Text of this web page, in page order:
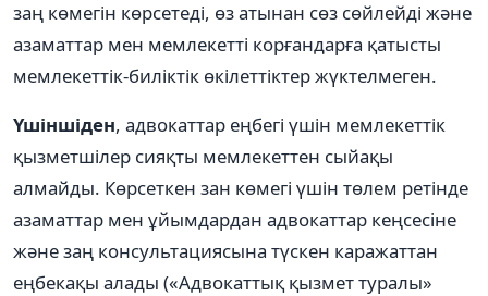
заң көмегін көрсетеді, өз атынан сөз сөйлейді және
азаматтар мен мемлекетті корғандарға қатысты
мемлекеттік-биліктік өкілеттіктер жүктелмеген.
Үшіншіден, адвокаттар еңбегі үшін мемлекеттік
қызметшілер сияқты мемлекеттен сыйақы
алмайды. Көрсеткен зан көмегі үшін төлем ретінде
азаматтар мен ұйымдардан адвокаттар кеңсесіне
және заң консультациясына түскен каражаттан
еңбекақы алады («Адвокаттық қызмет туралы»